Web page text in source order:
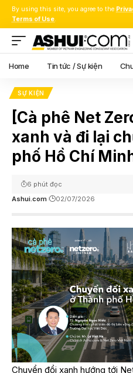
By using this site, you agree to the
Terms of Use.
Home Tin tức / Sự kiện
SỰ KIỆN
[Cà phê Net
xanh và đi lại
phố Hồ Chí
Ashui.com 02/07/2026
6 phút đọc
Chuyển đổi xanh hướng tới